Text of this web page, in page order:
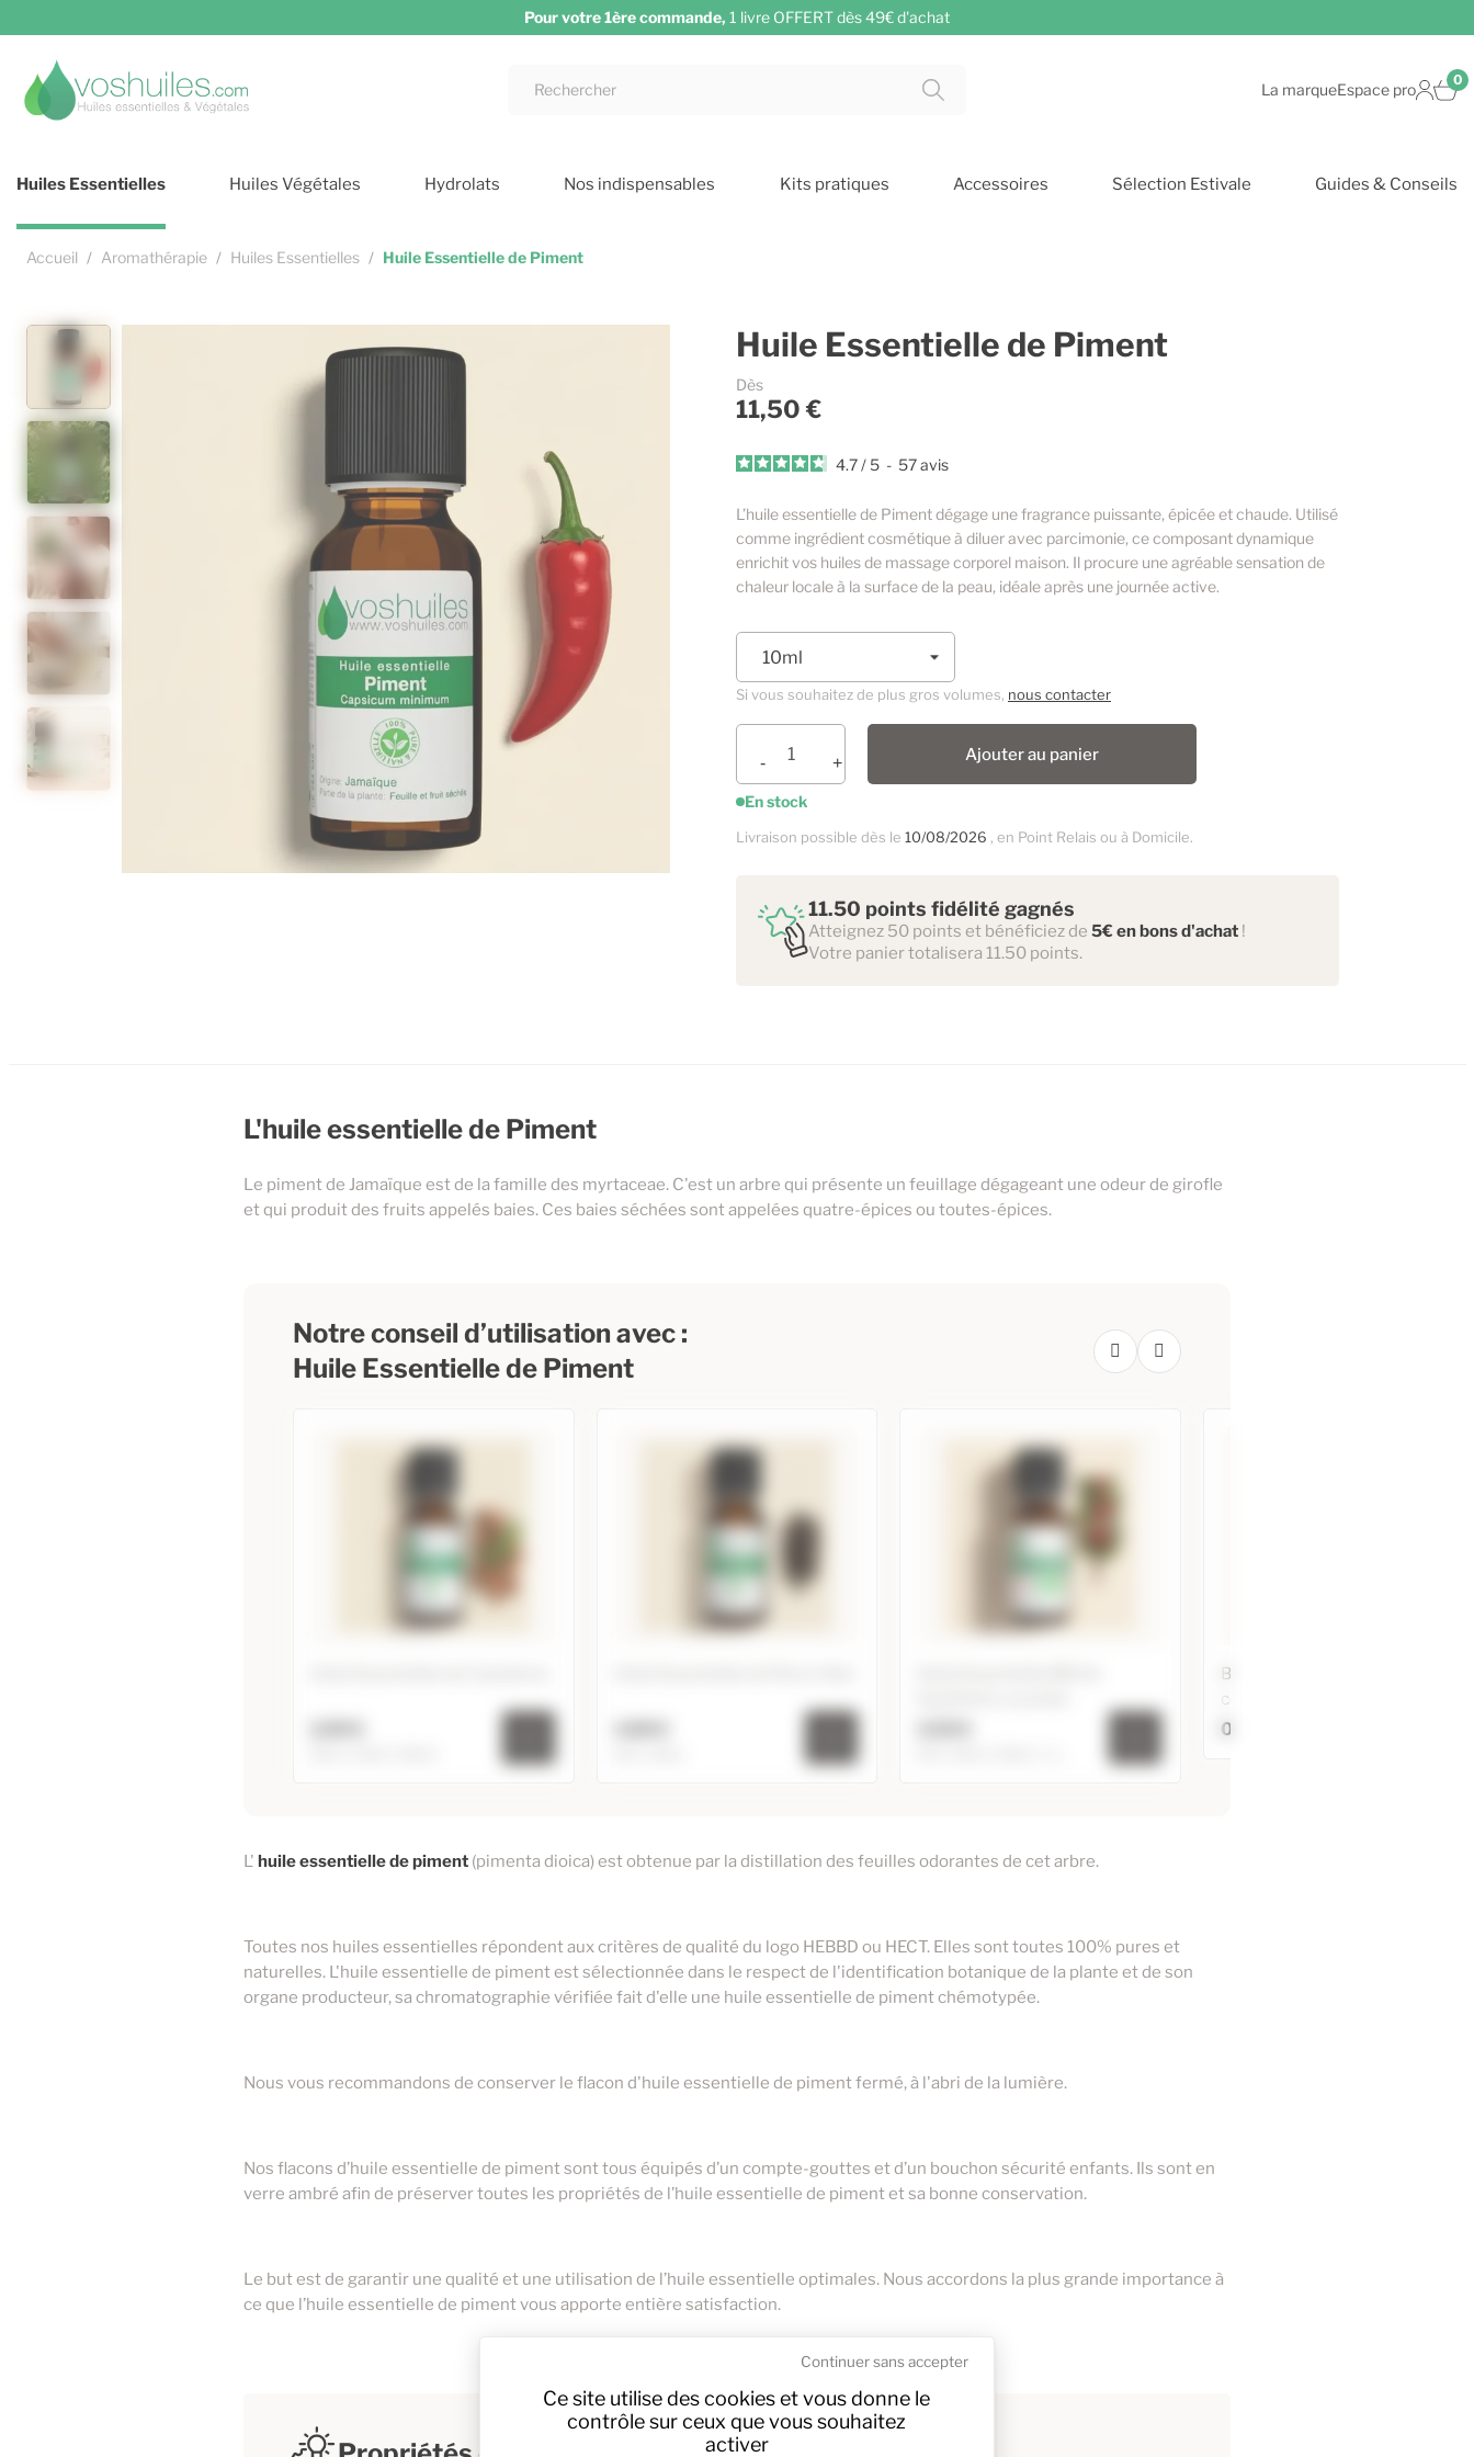
Ce site utilise des cookies et vous donne le
contrôle sur ceux que vous souhaitez
activer
Continuer sans accepter
Pour votre 1ère commande, 1 livre OFFERT dès 49€ d'achat
La marqueEspace pro
0
Huiles Essentielles Huiles Végétales Hydrolats Nos indispensables Kits pratiques Accessoires Sélection Estivale Guides & Conseils
Accueil Aromathérapie Huiles Essentielles Huile Essentielle de Piment
Huile Essentielle de Piment
Dès
11,50 €
4.7/ 5 - 57avis
L’huile essentielle de Piment dégage une fragrance puissante, épicée et chaude. Utilisé
comme ingrédient cosmétique à diluer avec parcimonie, ce composant dynamique
enrichit vos huiles de massage corporel maison. Il procure une agréable sensation de
chaleur locale à la surface de la peau, idéale après une journée active.
Si vous souhaitez de plus gros volumes, nous contacter
Ajouter au panier
En stock
Livraison possible dès le 10/08/2026 , en Point Relais ou à Domicile.
11.50 points fidélité gagnés
Atteignez 50 points et bénéficiez de 5€ en bons d'achat !
Votre panier totalisera 11.50 points.
L'huile essentielle de Piment
Le piment de Jamaïque est de la famille des myrtaceae. C'est un arbre qui présente un feuillage dégageant une odeur de girofle
et qui produit des fruits appelés baies. Ces baies séchées sont appelées quatre-épices ou toutes-épices.
Notre conseil d’utilisation avec :
Huile Essentielle de Piment
10ml 2,90 €
60ml 9,95 €
10ml 7,80 € 10ml 4,95 €
60ml 27,80 €
5ml 3,50 €
Bouchon avec Pipette en verre
compte-gouttes
0,94 €
L' huile essentielle de piment (pimenta dioica) est obtenue par la distillation des feuilles odorantes de cet arbre.
Toutes nos huiles essentielles répondent aux critères de qualité du logo HEBBD ou HECT. Elles sont toutes 100% pures et
naturelles. L'huile essentielle de piment est sélectionnée dans le respect de l'identification botanique de la plante et de son
organe producteur, sa chromatographie vérifiée fait d'elle une huile essentielle de piment chémotypée.
Nous vous recommandons de conserver le flacon d'huile essentielle de piment fermé, à l'abri de la lumière.
Nos flacons d’huile essentielle de piment sont tous équipés d’un compte-gouttes et d’un bouchon sécurité enfants. Ils sont en
verre ambré afin de préserver toutes les propriétés de l’huile essentielle de piment et sa bonne conservation.
Le but est de garantir une qualité et une utilisation de l’huile essentielle optimales. Nous accordons la plus grande importance à
ce que l’huile essentielle de piment vous apporte entière satisfaction.